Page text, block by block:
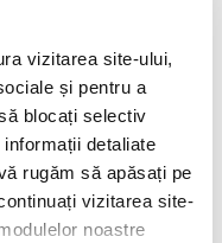
vizitarea site-ului,
și pentru a
blocați selectiv
detaliate
rugăm să apăsați pe
vizitarea site-
noastre